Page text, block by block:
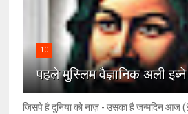
10
पहले मुस्लिम वैज्ञानिक अली
जिसपे है दुनिया को नाज़ - उसका है जन्मदिन आज